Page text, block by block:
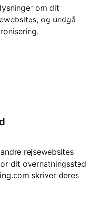
om dit
og undgå
rejsewebsites
dit overnatningssted
skriver deres